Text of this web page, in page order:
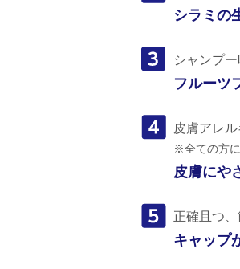
シラミの
シャンプ
フルーツ
皮膚アレ
※全ての方
皮膚にや
正確且つ、
キャップ